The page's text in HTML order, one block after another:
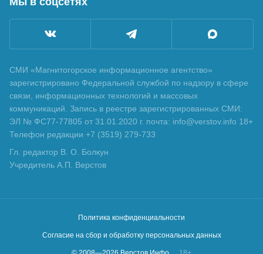
СМИ «Магнитогорское информационное агентство»
зарегистрировано Федеральной службой по надзору в сфере
связи, информационных технологий и массовых
коммуникаций. Запись в реестре зарегистрированных СМИ:
ЭЛ № ФС77-77805 от 31.01.2020 г. почта: info@verstov.info 18+
Телефон редакции +7 (3519) 279-733
Гл. редактор В. О. Болкун
Учредитель А.П. Верстов
Политика конфиденциальности
Согласие на сбор и обработку персональных данных